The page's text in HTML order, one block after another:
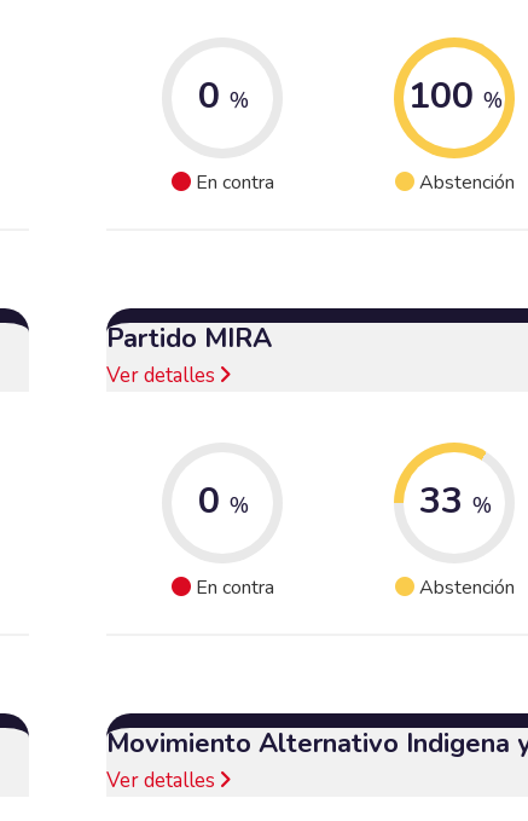
0 %
En contra
100 %
Abstención
Partido MIRA
Ver detalles
0 %
En contra
33 %
Abstención
Movimiento Alternativo Indigena
Ver detalles